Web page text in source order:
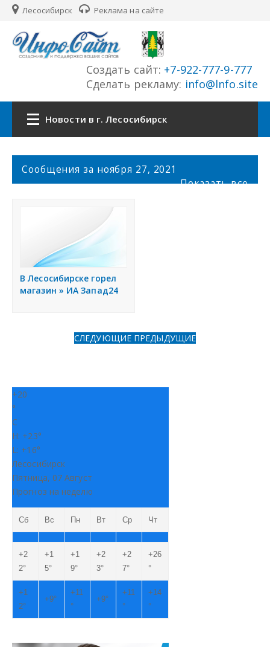
Лесосибирск Реклама на сайте
Создать сайт: +7-922-777-9-777
Сделать рекламу: info@lnfo.site
Новости в г. Лесосибирск
Главная
История города
Разместить объявление
Сообщения за ноября 27, 2021
Показать все
В Лесосибирске горел
магазин » ИА Запад24
СЛЕДУЮЩИЕ ПРЕДЫДУЩИЕ
+20
°
C
H: +23°
L: +16°
Лесосибирск
Пятница, 07 Август
Прогноз на неделю
Сб Вс Пн Вт Ср Чт
+2
2°
+1
5°
+1
9°
+2
3°
+2
7°
+26
°
+1
2°
+9°
+11
°
+9°
+11
°
+14
°